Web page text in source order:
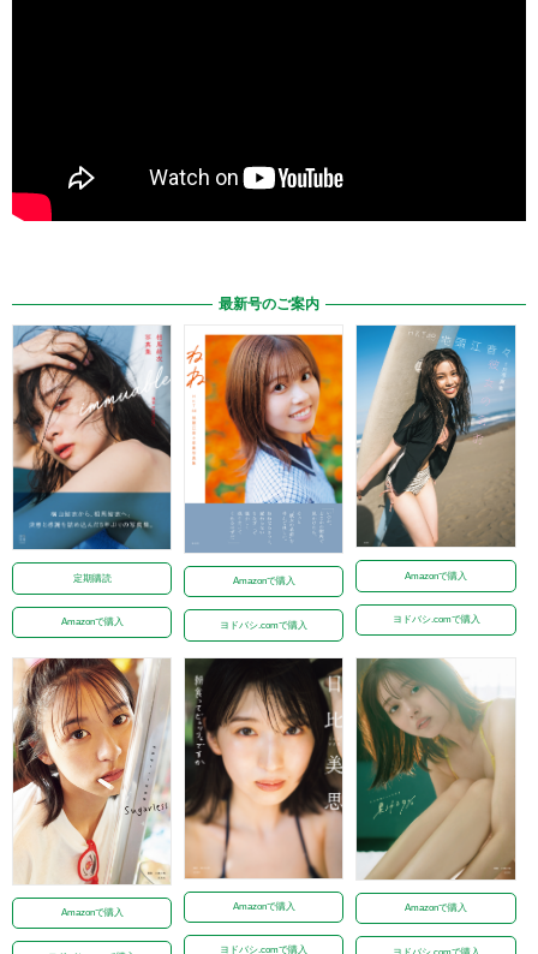
最新号のご案内
定期購読
Amazonで購入
Amazonで購入
ヨドバシ.comで購入
Amazonで購入
ヨドバシ.comで購入
Amazonで購入
Amazonで購入
ヨドバシ.comで購入
Amazonで購入
ヨドバシ.comで購入